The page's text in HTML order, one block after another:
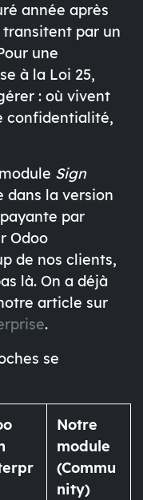
année après
par un
une
à la Loi 25,
: où vivent
confidentialité,
Sign
dans la version
par
Odoo
de nos clients,
là. On a déjà
article sur
.
se
Notre
module
(Commu
nity)